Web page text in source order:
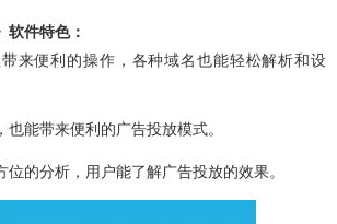
软件特色：
来便利的操作，各种域名也能轻松解析和设
能带来便利的广告投放模式。
的分析，用户能了解广告投放的效果。